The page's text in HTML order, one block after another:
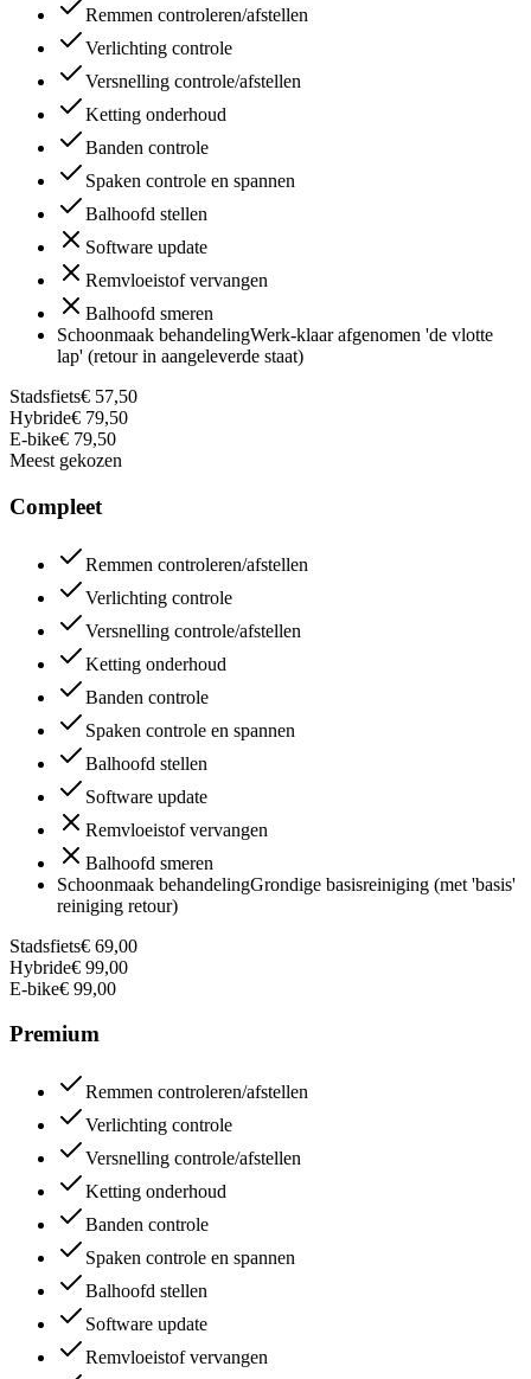
Remmen controleren/afstellen
Verlichting controle
Versnelling controle/afstellen
Ketting onderhoud
Banden controle
Spaken controle en spannen
Balhoofd stellen
Software update
Remvloeistof vervangen
Balhoofd smeren
Schoonmaak behandelingWerk-klaar afgenomen 'de vlotte
lap' (retour in aangeleverde staat)
Stadsfiets€ 57,50
Hybride€ 79,50
E-bike€ 79,50
Meest gekozen
Compleet
Remmen controleren/afstellen
Verlichting controle
Versnelling controle/afstellen
Ketting onderhoud
Banden controle
Spaken controle en spannen
Balhoofd stellen
Software update
Remvloeistof vervangen
Balhoofd smeren
Schoonmaak behandelingGrondige basisreiniging (met 'basis'
reiniging retour)
Stadsfiets€ 69,00
Hybride€ 99,00
E-bike€ 99,00
Premium
Remmen controleren/afstellen
Verlichting controle
Versnelling controle/afstellen
Ketting onderhoud
Banden controle
Spaken controle en spannen
Balhoofd stellen
Software update
Remvloeistof vervangen